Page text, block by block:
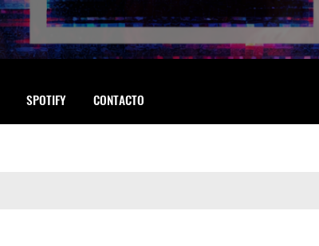
SPOTIFY CONTACTO